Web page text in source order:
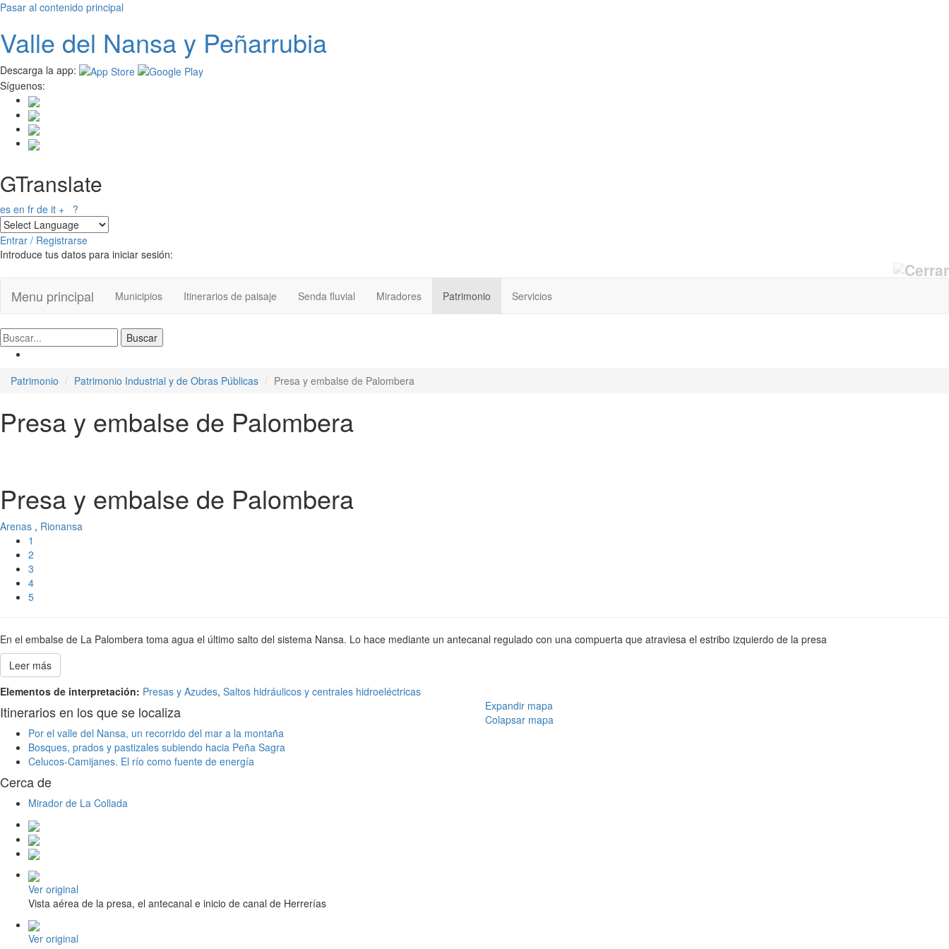
Pasar al contenido principal
Valle del Nansay Peñarrubia
Descarga la app:
Síguenos:
GTranslate
es en fr de it + ?
Entrar / Registrarse
Introduce tus datos para iniciar sesión:
Menu principal Municipios Itinerarios de paisaje Senda fluvial Miradores Patrimonio Servicios
Patrimonio Patrimonio Industrial y de Obras Públicas Presa y embalse de Palombera
Presa y embalse de Palombera
Presa y embalse de Palombera
Arenas , Rionansa
1
2
3
4
5
En el embalse de La Palombera toma agua el último salto del sistema Nansa. Lo hace mediante un antecanal regulado con una compuerta que atraviesa el estribo izquierdo de la presa
Leer más
Elementos de interpretación: Presas y Azudes, Saltos hidráulicos y centrales hidroeléctricas
Itinerarios en los que se localiza
Por el valle del Nansa, un recorrido del mar a la montaña
Bosques, prados y pastizales subiendo hacia Peña Sagra
Celucos-Camijanes. El río como fuente de energía
Cerca de
Mirador de La Collada
Expandir mapa
Colapsar mapa
Ver original
Vista aérea de la presa, el antecanal e inicio de canal de Herrerías
Ver original